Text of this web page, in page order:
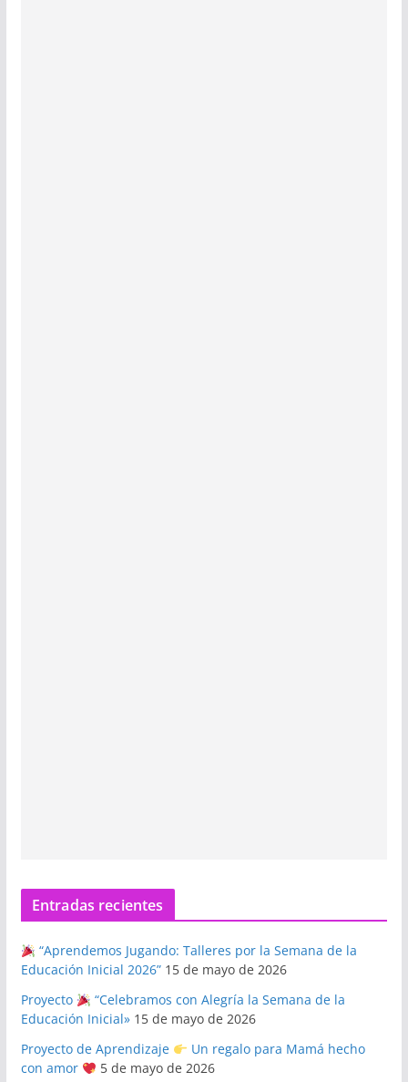
Entradas recientes
“Aprendemos Jugando: Talleres por la Semana de la
Educación Inicial 2026” 15 de mayo de 2026
Proyecto
“Celebramos con Alegría la Semana de la
Educación Inicial» 15 de mayo de 2026
Proyecto de Aprendizaje
Un regalo para Mamá hecho
con amor
5 de mayo de 2026